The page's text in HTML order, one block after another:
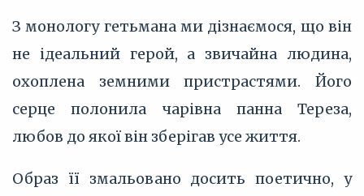
З монологу гетьмана ми дізнаємося, що він
не ідеальний герой, а звичайна людина,
охоплена земними пристрастями. Його
серце полонила чарівна панна Тереза,
любов до якої він зберігав усе життя.
Образ її змальовано досить поетично, у